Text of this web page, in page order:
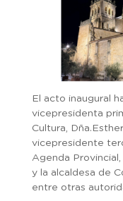
El acto inaugural
vicepresidenta
Cultura,
vicepresidente
Agenda Provincial,
y la alcaldesa de
entre otras